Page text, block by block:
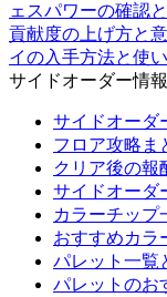
ェスパワーの確認
貢献度の上げ方と
イの入手方法と使
サイドオーダー情報
サイドオーダ
フロア攻略ま
クリア後の報
サイドオーダ
カラーチップ
おすすめカラ
パレット一覧
パレットのお